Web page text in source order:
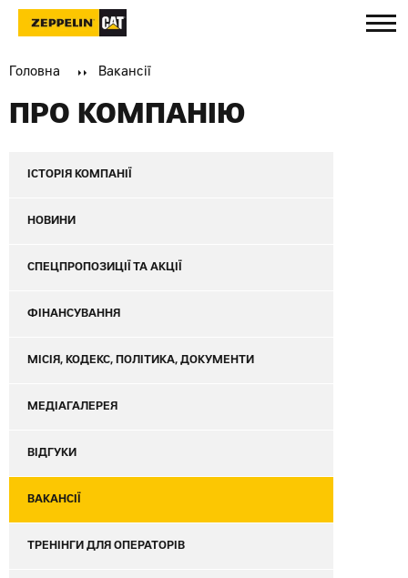
Головна Вакансії
ПРО КОМПАНІЮ
ІСТОРІЯ КОМПАНІЇ
НОВИНИ
СПЕЦПРОПОЗИЦІЇ ТА АКЦІЇ
ФІНАНСУВАННЯ
МІСІЯ, КОДЕКС, ПОЛІТИКА, ДОКУМЕНТИ
МЕДІАГАЛЕРЕЯ
ВІДГУКИ
ВАКАНСІЇ
ТРЕНІНГИ ДЛЯ ОПЕРАТОРІВ